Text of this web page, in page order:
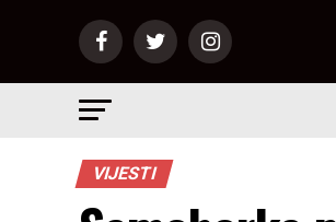
VIJESTI